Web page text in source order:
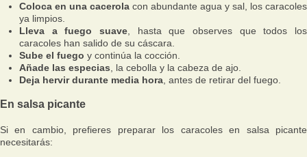
Coloca en una cacerola con abundante agua y sal, los caracoles
ya limpios.
Lleva a fuego suave, hasta que observes que todos los
caracoles han salido de su cáscara.
Sube el fuego y continúa la cocción.
Añade las especias, la cebolla y la cabeza de ajo.
Deja hervir durante media hora, antes de retirar del fuego.
En salsa picante
Si en cambio, prefieres preparar los caracoles en salsa picante
necesitarás: